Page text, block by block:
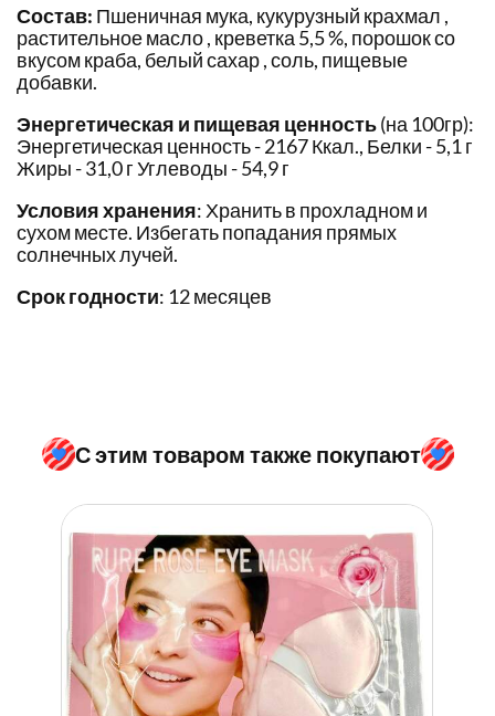
Состав: Пшеничная мука, кукурузный крахмал ,
растительное масло , креветка 5,5 %, порошок со
вкусом краба, белый сахар , соль, пищевые
добавки.
Энергетическая и пищевая ценность(на 100гр):
Энергетическая ценность - 2167 Ккал., Белки - 5,1 г
Жиры - 31,0 г Углеводы - 54,9 г
Условия хранения: Хранить в прохладном и
сухом месте. Избегать попадания прямых
солнечных лучей.
Срок годности: 12 месяцев
С этим товаром также покупают